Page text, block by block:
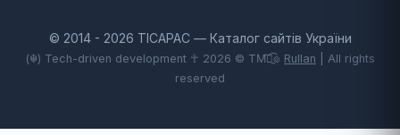
© 2014 - 2026 TICAPAC — Каталог сайтів України
(☬) Tech-driven development ☥ 2026 © TM͡๏̯͡๏ Rullan | All rights
reserved